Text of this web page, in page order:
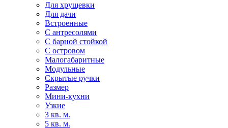
Для хрущевки
Для дачи
Встроенные
С антресолями
С барной стойкой
С островом
Малогабаритные
Модульные
Скрытые ручки
Размер
Мини-кухни
Узкие
3 кв. м.
5 кв. м.